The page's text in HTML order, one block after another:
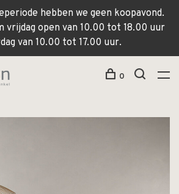
hebben we geen koopavond.
vrijdag open van 10.00 tot 18.00 uur
van 10.00 tot 17.00 uur.
0